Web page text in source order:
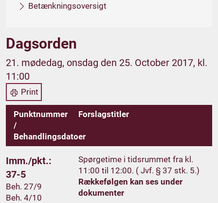
Betænkningsoversigt
Dagsorden
21. mødedag, onsdag den 25. October 2017, kl.
11:00
Print
Punktnummer
/
Behandlingsdatoer
Forslagstitler
Imm./pkt.:
37-5
Beh. 27/9
Beh. 4/10
Spørgetime i tidsrummet fra kl.
11:00 til 12:00. ( Jvf. § 37 stk. 5.)
Rækkefølgen kan ses under
dokumenter